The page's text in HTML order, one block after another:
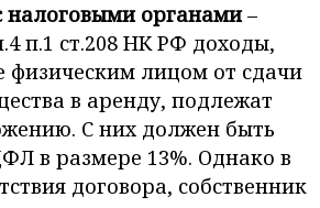
органами–
п.1 ст.208 НК РФ доходы,
физическим лицом от сдачи
в аренду, подлежат
С них должен быть
в размере 13%. Однако в
договора, собственник